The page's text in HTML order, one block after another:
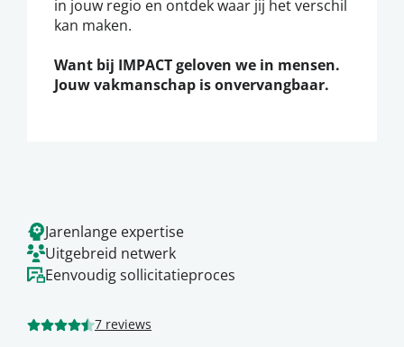
in jouw regio en ontdek waar jij het verschil
kan maken.
Want bij IMPACT geloven we in mensen.
Jouw vakmanschap is onvervangbaar.
Jarenlange expertise
Uitgebreid netwerk
Eenvoudig sollicitatieproces
7 reviews